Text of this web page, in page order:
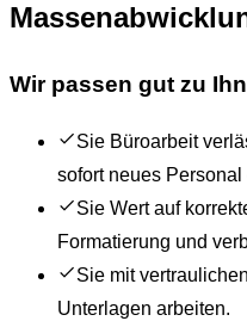
Wir passen gut zu
Sie Büroarbeit
sofort neues
Sie Wert auf
Formatierung und
Sie mit
Unterlagen arbeiten.